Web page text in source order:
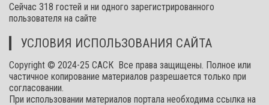
Сейчас 318 гостей и ни одного зарегистрированного
пользователя на сайте
УСЛОВИЯ ИСПОЛЬЗОВАНИЯ САЙТА
Copyright © 2024-25 САСК Все права защищены. Полное или
частичное копирование материалов разрешается только при
согласовании.
При использовании материалов портала необходима ссылка на